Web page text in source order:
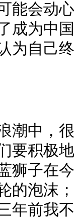
能会动
成为中
为自己
中，很
要积极
狮子在
的泡沫
年前我